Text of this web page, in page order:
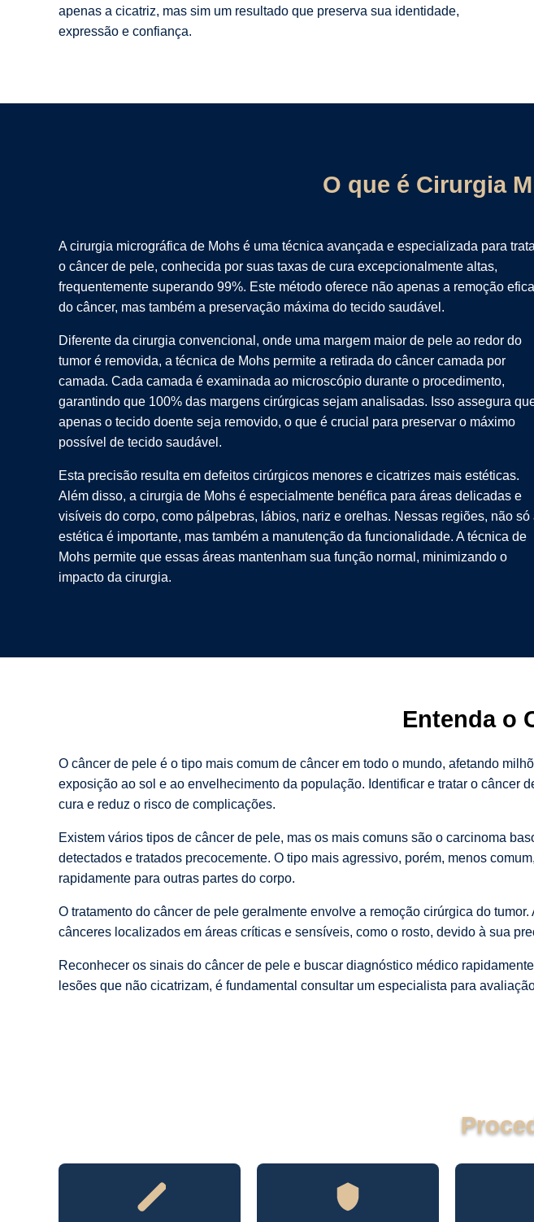
apenas a cicatriz, mas sim um resultado que preserva sua identidade,
expressão e confiança.
O que é Cirurgia
A cirurgia micrográfica de Mohs é uma técnica avançada e especializada para
o câncer de pele, conhecida por suas taxas de cura excepcionalmente altas,
frequentemente superando 99%. Este método oferece não apenas a remoção
do câncer, mas também a preservação máxima do tecido saudável.
Diferente da cirurgia convencional, onde uma margem maior de pele ao redor do
tumor é removida, a técnica de Mohs permite a retirada do câncer camada por
camada. Cada camada é examinada ao microscópio durante o procedimento,
garantindo que 100% das margens cirúrgicas sejam analisadas. Isso assegura
apenas o tecido doente seja removido, o que é crucial para preservar o máximo
possível de tecido saudável.
Esta precisão resulta em defeitos cirúrgicos menores e cicatrizes mais estéticas.
Além disso, a cirurgia de Mohs é especialmente benéfica para áreas delicadas e
visíveis do corpo, como pálpebras, lábios, nariz e orelhas. Nessas regiões, não só
estética é importante, mas também a manutenção da funcionalidade. A técnica de
Mohs permite que essas áreas mantenham sua função normal, minimizando o
impacto da cirurgia.
Entenda o
O câncer de pele é o tipo mais comum de câncer em todo o mundo, afetando
exposição ao sol e ao envelhecimento da população. Identificar e tratar o
cura e reduz o risco de complicações.
Existem vários tipos de câncer de pele, mas os mais comuns são o carcinoma
detectados e tratados precocemente. O tipo mais agressivo, porém, menos
rapidamente para outras partes do corpo.
O tratamento do câncer de pele geralmente envolve a remoção cirúrgica do
cânceres localizados em áreas críticas e sensíveis, como o rosto, devido à sua
Reconhecer os sinais do câncer de pele e buscar diagnóstico médico
lesões que não cicatrizam, é fundamental consultar um especialista para